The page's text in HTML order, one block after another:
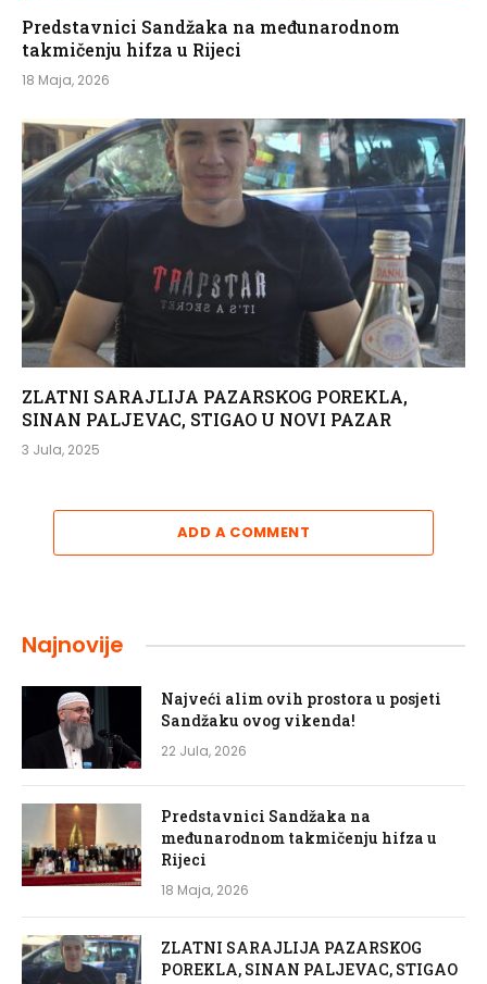
Predstavnici Sandžaka na međunarodnom
takmičenju hifza u Rijeci
18 Maja, 2026
ZLATNI SARAJLIJA PAZARSKOG POREKLA,
SINAN PALJEVAC, STIGAO U NOVI PAZAR
3 Jula, 2025
ADD A COMMENT
Najnovije
Najveći alim ovih prostora u posjeti
Sandžaku ovog vikenda!
22 Jula, 2026
Predstavnici Sandžaka na
međunarodnom takmičenju hifza u
Rijeci
18 Maja, 2026
ZLATNI SARAJLIJA PAZARSKOG
POREKLA, SINAN PALJEVAC, STIGAO